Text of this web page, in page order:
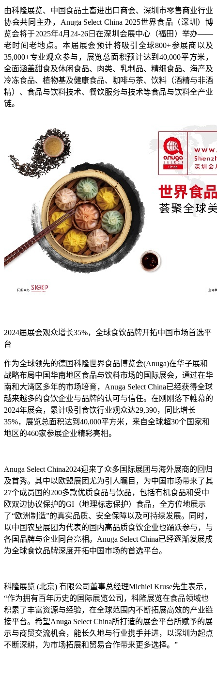
由科隆展览、中国食品土畜进出口商会、深圳市零售商业行业
协会共同主办，Anuga Select China 2025世界食品（深圳）博
览会将于2025年4月24-26日在深圳会展中心（福田）举办——
老时间老地点。本届展会预计将吸引全球800+参展商以及
35,000+专业观众参与，展览总面积预计达到40,000平方米，
全面涵盖甜食及休闲食品、肉类、乳制品、精细食品、海产及
冷冻食品、植物基及健康食品、咖啡与茶、饮料（酒精与非酒
精）、食品与饮料技术、餐饮服务与技术等食品与饮料全产业
链。
2024届展会观众增长35%，全球食饮品牌开拓中国市场首选平
台
作为全球领先的德国科隆世界食品博览会(Anuga)在华子展和
战略布局中国华南地区食品与饮料市场的国际展会，通过在华
南和大湾区多年的市场培育，Anuga Select China已经获得全球
越来越多的食饮企业与品牌的认可与信任。在刚刚落下帷幕的
2024年展会，累计吸引食饮行业观众达29,390，同比增长
35%，展览总面积达到40,000平方米，来自全球超30个国家和
地区的460家参展企业精彩亮相。
Anuga Select China2024迎来了众多国际展团与海外展商的回归
及首秀。其中以欧盟展团尤为引人瞩目，为中国市场带来了其
27个成员国的200多款优质食品与饮品，包括有机食品和受中
欧双边协议保护的GI（地理标志保护）食品，全方位地展示
了“欧洲制造”的真实品质、安全保障以及可持续发展。同时，
以中国农垦展团为代表的国内高品质食饮企业也踊跃参与，与
各国品牌与企业同台亮相。Anuga Select China已经逐渐发展成
为全球食饮品牌深度开拓中国市场的首选平台。
科隆展览 (北京) 有限公司董事总经理Michiel Kruse先生表示，
“作为拥有百年历史的国际展览公司，科隆展览在食品领域也
积累了丰富资源与经验，在全球范围内不断拓展高效的产业链
接平台。希望Anuga Select China所打造的展会平台所赋予的展
示与商贸交流机会，能长久地与行业携手并进，以深圳为起点
不断深耕，为市场拓展和贸易合作带来更多选择。”